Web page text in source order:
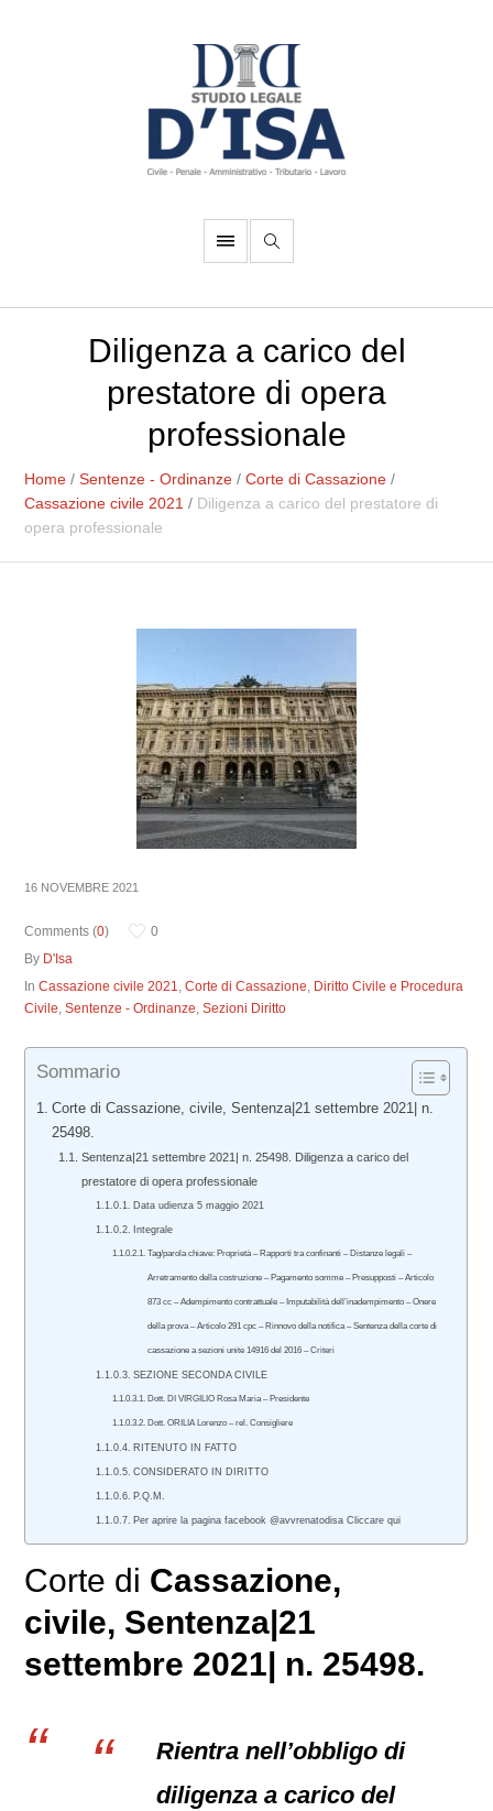
Diligenza a carico del
prestatore di opera
professionale
Home /Sentenze - Ordinanze /Corte di Cassazione /
Cassazione civile 2021 / Diligenza a carico del prestatore di
opera professionale
16 NOVEMBRE 2021
Comments (0)
0
By D'Isa
InCassazione civile 2021,Corte di Cassazione, Diritto Civile e Procedura
Civile,Sentenze - Ordinanze,Sezioni Diritto
Sommario
Corte di Cassazione, civile, Sentenza|21 settembre 2021| n.
25498.
Sentenza|21 settembre 2021| n. 25498. Diligenza a carico del
prestatore di opera professionale
Data udienza 5 maggio 2021
Integrale
Tag/parola chiave: Proprietà – Rapporti tra confinanti – Distanze legali –
Arretramento della costruzione – Pagamento somme – Presupposti – Articolo
873 cc – Adempimento contrattuale – Imputabilità dell’inadempimento – Onere
della prova – Articolo 291 cpc – Rinnovo della notifica – Sentenza della corte di
cassazione a sezioni unite 14916 del 2016 – Criteri
SEZIONE SECONDA CIVILE
Dott. DI VIRGILIO Rosa Maria – Presidente
Dott. ORILIA Lorenzo – rel. Consigliere
RITENUTO IN FATTO
CONSIDERATO IN DIRITTO
P.Q.M.
Per aprire la pagina facebook @avvrenatodisa Cliccare qui
Corte di Cassazione,
civile, Sentenza|21
settembre 2021| n. 25498.
Rientra nell’obbligo di
diligenza a carico del